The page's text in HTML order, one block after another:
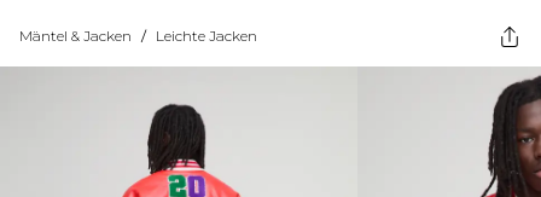
Mäntel & Jacken / Leichte Jacken